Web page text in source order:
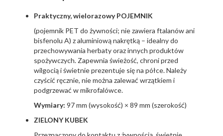
Praktyczny, wielorazowy POJEMNIK
(pojemnik PET do żywności; nie zawiera ftalanów ani
bisfenolu A) z aluminiową nakrętką – idealny do
przechowywania herbaty oraz innych produktów
spożywczych. Zapewnia świeżość, chroni przed
wilgocią i świetnie prezentuje się na półce. Należy
czyścić ręcznie, nie można zalewać wrzątkiem i
podgrzewać w mikrofalówce.
Wymiary: 97 mm (wysokość) × 89 mm (szerokość)
ZIELONY KUBEK